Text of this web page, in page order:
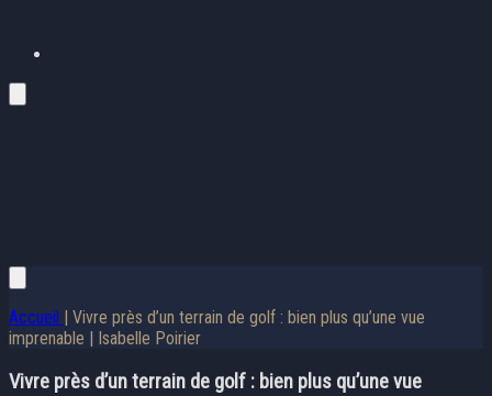
Accueil | Vivre près d’un terrain de golf : bien plus qu’une vue
imprenable | Isabelle Poirier
Vivre près d’un terrain de golf : bien plus qu’une vue